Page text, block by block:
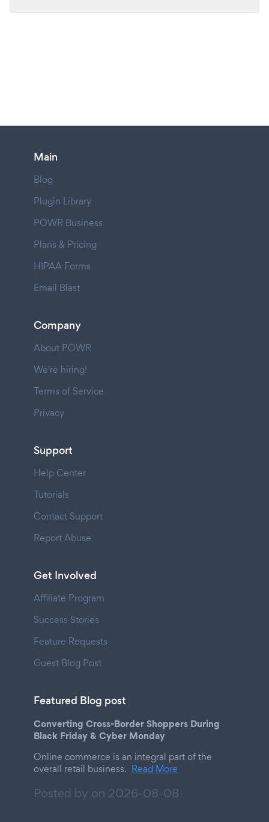
Main
Blog
Plugin Library
POWR Business
Plans & Pricing
HIPAA Forms
Email Blast
Company
About POWR
We're hiring!
Terms of Service
Privacy
Support
Help Center
Tutorials
Contact Support
Report Abuse
Get Involved
Affiliate Program
Success Stories
Feature Requests
Guest Blog Post
Featured Blog post
Converting Cross-Border Shoppers During
Black Friday & Cyber Monday
Online commerce is an integral part of the
overall retail business. Read More
Posted by on 2026-08-08